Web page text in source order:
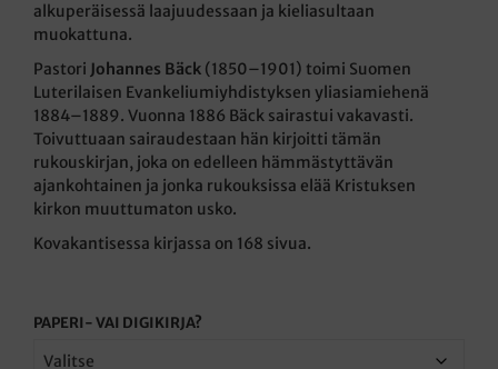
alkuperäisessä laajuudessaan ja kieliasultaan
muokattuna.
Pastori Johannes Bäck (1850–1901) toimi Suomen
Luterilaisen Evankeliumiyhdistyksen yliasiamiehenä
1884–1889. Vuonna 1886 Bäck sairastui vakavasti.
Toivuttuaan sairaudestaan hän kirjoitti tämän
rukouskirjan, joka on edelleen hämmästyttävän
ajankohtainen ja jonka rukouksissa elää Kristuksen
kirkon muuttumaton usko.
Kovakantisessa kirjassa on 168 sivua.
PAPERI- VAI DIGIKIRJA?